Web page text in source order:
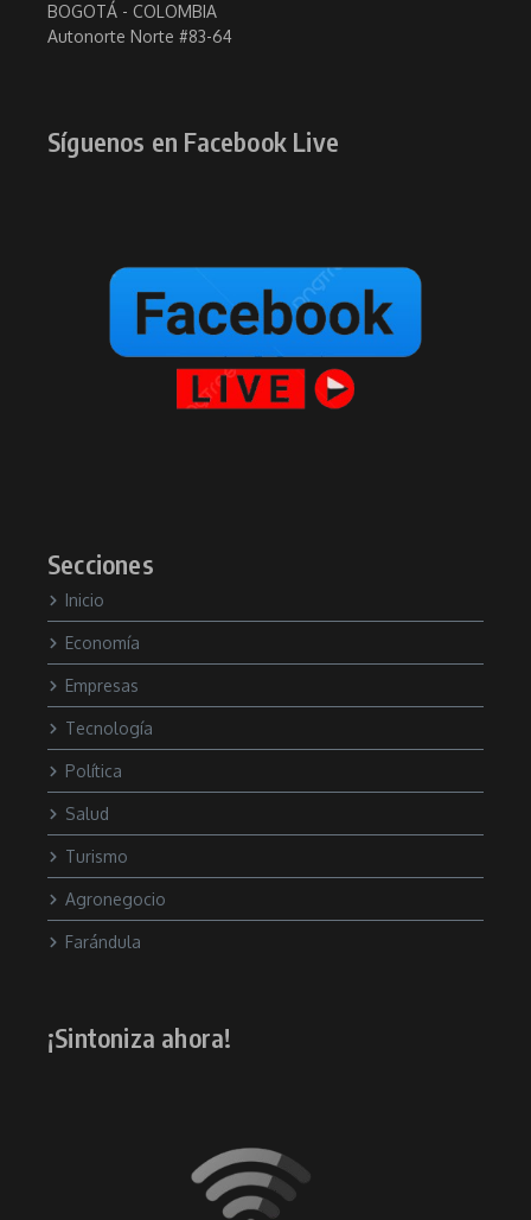
BOGOTÁ - COLOMBIA
Autonorte Norte #83-64
Síguenos en Facebook Live
Secciones
Inicio
Economía
Empresas
Tecnología
Política
Salud
Turismo
Agronegocio
Farándula
¡Sintoniza ahora!